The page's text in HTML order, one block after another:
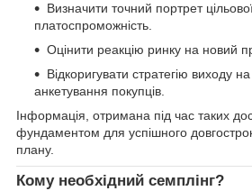
Визначити точний портрет цільової
платоспроможність.
Оцінити реакцію ринку на новий
Відкоригувати стратегію виходу
анкетування покупців.
Інформація, отримана під час таких
фундаментом для успішного
плану.
Кому необхідний семплінг?